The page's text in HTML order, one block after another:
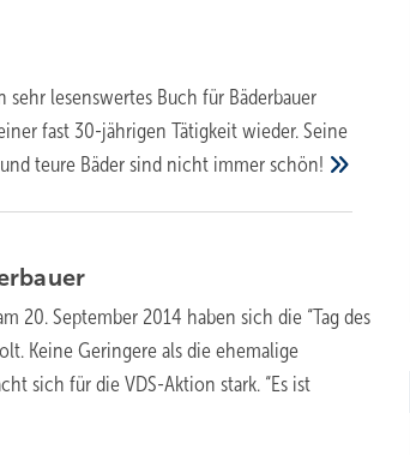
sehr lesenswertes Buch für Bäderbauer
fast 30-jährigen Tätigkeit wieder. Seine
teure Bäder sind nicht immerschön!
20. September 2014 haben sich die “Tag des
Keine Geringere als die ehemalige
sich für die VDS-Aktion stark. “Es ist